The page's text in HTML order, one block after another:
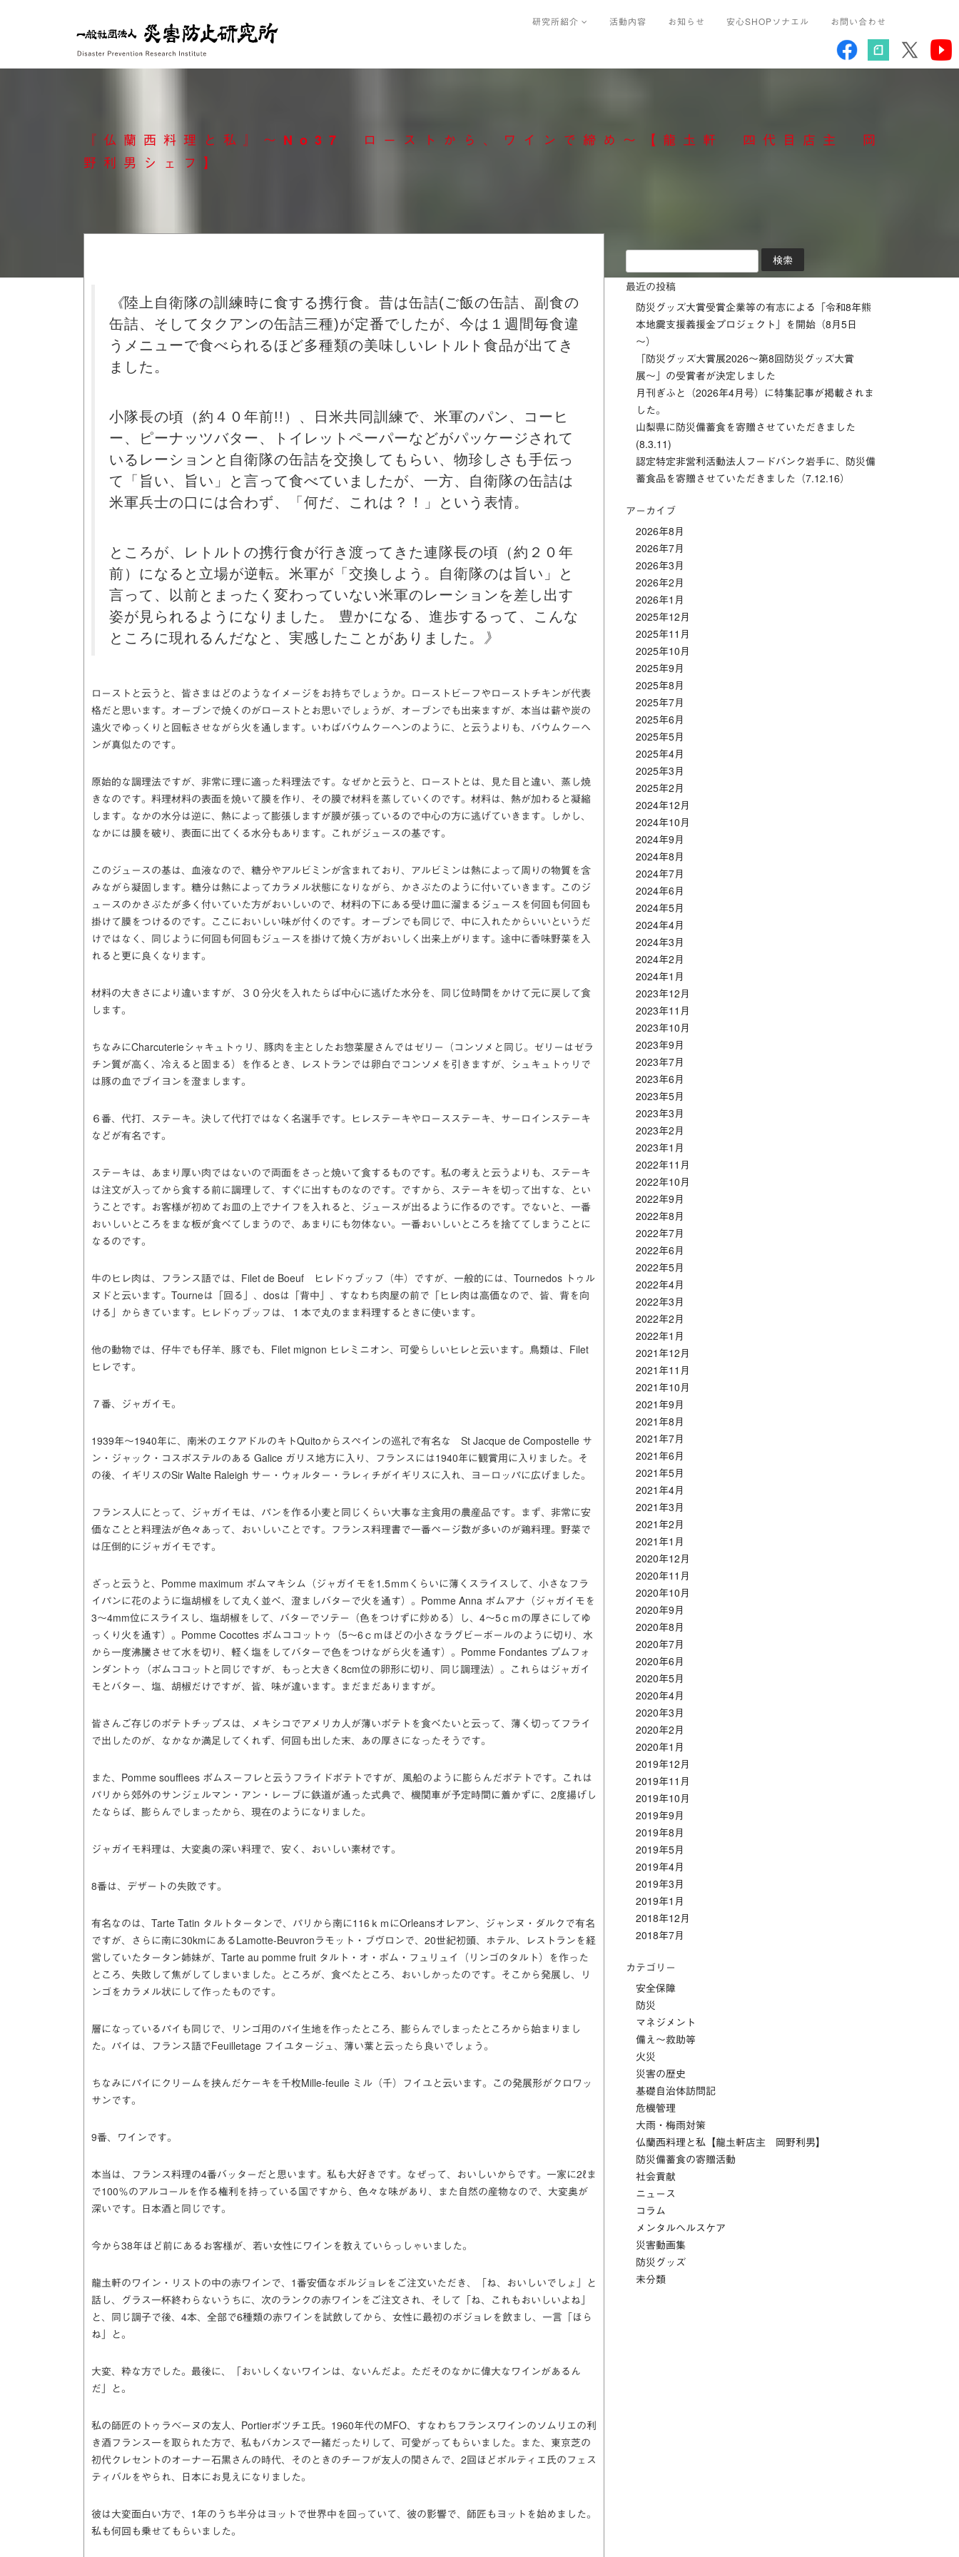
研究所紹介 活動内容 お知らせ 安心SHOPソナエル お問い合わせ
『仏蘭西料理と私』～No37 ローストから、ワインで締め～【龍圡軒 四代目店主 岡
野利男シェフ】
《陸上自衛隊の訓練時に食する携行食。昔は缶詰(ご飯の缶詰、副食の
缶詰、そしてタクアンの缶詰三種)が定番でしたが、今は１週間毎食違
うメニューで食べられるほど多種類の美味しいレトルト食品が出てき
ました。
小隊長の頃（約４０年前!!）、日米共同訓練で、米軍のパン、コーヒ
ー、ピーナッツバター、トイレットペーパーなどがパッケージされて
いるレーションと自衛隊の缶詰を交換してもらい、物珍しさも手伝っ
て「旨い、旨い」と言って食べていましたが、一方、自衛隊の缶詰は
米軍兵士の口には合わず、「何だ、これは？！」という表情。
ところが、レトルトの携行食が行き渡ってきた連隊長の頃（約２０年
前）になると立場が逆転。米軍が「交換しよう。自衛隊のは旨い」と
言って、以前とまったく変わっていない米軍のレーションを差し出す
姿が見られるようになりました。 豊かになる、進歩するって、こんな
ところに現れるんだなと、実感したことがありました。
》
ローストと云うと、皆さまはどのようなイメージをお持ちでしょうか。ローストビーフやローストチキンが代表
格だと思います。オーブンで焼くのがローストとお思いでしょうが、オーブンでも出来ますが、本当は薪や炭の
遠火でゆっくりと回転させながら火を通します。いわばバウムクーヘンのように、と云うよりも、バウムクーヘ
ンが真似たのです。
原始的な調理法ですが、非常に理に適った料理法です。なぜかと云うと、ローストとは、見た目と違い、蒸し焼
きなのです。料理材料の表面を焼いて膜を作り、その膜で材料を蒸していくのです。材料は、熱が加わると凝縮
します。なかの水分は逆に、熱によって膨張しますが膜が張っているので中心の方に逃げていきます。しかし、
なかには膜を破り、表面に出てくる水分もあります。これがジュースの基です。
このジュースの基は、血液なので、糖分やアルビミンが含まれており、アルビミンは熱によって周りの物質を含
みながら凝固します。糖分は熱によってカラメル状態になりながら、かさぶたのように付いていきます。このジ
ュースのかさぶたが多く付いていた方がおいしいので、材料の下にある受け皿に溜まるジュースを何回も何回も
掛けて膜をつけるのです。ここにおいしい味が付くのです。オーブンでも同じで、中に入れたからいいというだ
けではなく、同じように何回も何回もジュースを掛けて焼く方がおいしく出来上がります。途中に香味野菜を入
れると更に良くなります。
材料の大きさにより違いますが、３０分火を入れたらば中心に逃げた水分を、同じ位時間をかけて元に戻して食
します。
ちなみにCharcuterieシャキュトゥリ、豚肉を主としたお惣菜屋さんではゼリー（コンソメと同じ。ゼリーはゼラ
チン質が高く、冷えると固まる）を作るとき、レストランでは卵白でコンソメを引きますが、シュキュトゥリで
は豚の血でブイヨンを澄まします。
６番、代打、ステーキ。決して代打ではなく名選手です。ヒレステーキやロースステーキ、サーロインステーキ
などが有名です。
ステーキは、あまり厚い肉ではないので両面をさっと焼いて食するものです。私の考えと云うよりも、ステーキ
は注文が入ってから食する前に調理して、すぐに出すものなのです。ですから、ステーキを切って出すな、とい
うことです。お客様が初めてお皿の上でナイフを入れると、ジュースが出るように作るのです。でないと、一番
おいしいところをまな板が食べてしまうので、あまりにも勿体ない。一番おいしいところを捨ててしまうことに
なるのです。
牛のヒレ肉は、フランス語では、Filet de Boeuf ヒレドゥブッフ（牛）ですが、一般的には、Tournedos トゥル
ヌドと云います。Tourneは「回る」、dosは「背中」、すなわち肉屋の前で「ヒレ肉は高価なので、皆、背を向
ける」からきています。ヒレドゥブッフは、１本で丸のまま料理するときに使います。
他の動物では、仔牛でも仔羊、豚でも、Filet mignon ヒレミニオン、可愛らしいヒレと云います。鳥類は、Filet
ヒレです。
７番、ジャガイモ。
1939年～1940年に、南米のエクアドルのキトQuitoからスペインの巡礼で有名な St Jacque de Compostelle サ
ン・ジャック・コスポステルのある Galice ガリス地方に入り、フランスには1940年に観賞用に入りました。そ
の後、イギリスのSir Walte Raleigh サー・ウォルター・ラレィチがイギリスに入れ、ヨーロッパに広げました。
フランス人にとって、ジャガイモは、パンを作る小麦と同じくらい大事な主食用の農産品です。まず、非常に安
価なことと料理法が色々あって、おいしいことです。フランス料理書で一番ページ数が多いのが鶏料理。野菜で
は圧倒的にジャガイモです。
ざっと云うと、Pomme maximum ポムマキシム（ジャガイモを1.5ｍmくらいに薄くスライスして、小さなフラ
イパンに花のように塩胡椒をして丸く並べ、澄ましバターで火を通す）。Pomme Anna ポムアナ（ジャガイモを
3～4mm位にスライスし、塩胡椒をして、バターでソテー（色をつけずに炒める）し、4～5ｃｍの厚さにしてゆ
っくり火を通す）。Pomme Cocottes ポムココットゥ（5～6ｃｍほどの小さなラグビーボールのように切り、水
から一度沸騰させて水を切り、軽く塩をしてバターで色をつけながら火を通す）。Pomme Fondantes プムフォ
ンダントゥ（ポムココットと同じですが、もっと大きく8cm位の卵形に切り、同じ調理法）。これらはジャガイ
モとバター、塩、胡椒だけですが、皆、味が違います。まだまだありますが。
皆さんご存じのポテトチップスは、メキシコでアメリカ人が薄いポテトを食べたいと云って、薄く切ってフライ
で出したのが、なかなか満足してくれず、何回も出した末、あの厚さになったそうです。
また、Pomme soufflees ポムスーフレと云うフライドポテトですが、風船のように膨らんだポテトです。これは
パリから郊外のサンジェルマン・アン・レーブに鉄道が通った式典で、機関車が予定時間に着かずに、2度揚げし
たならば、膨らんでしまったから、現在のようになりました。
ジャガイモ料理は、大変奥の深い料理で、安く、おいしい素材です。
8番は、デザートの失敗です。
有名なのは、Tarte Tatin タルトタータンで、パリから南に116ｋｍにOrleansオレアン、ジャンヌ・ダルクで有名
ですが、さらに南に30kmにあるLamotte-Beuvronラモット・ブヴロンで、20世紀初頭、ホテル、レストランを経
営していたタータン姉妹が、Tarte au pomme fruit タルト・オ・ポム・フュリュイ（リンゴのタルト）を作った
ところ、失敗して焦がしてしまいました。ところが、食べたところ、おいしかったのです。そこから発展し、リ
ンゴをカラメル状にして作ったものです。
層になっているパイも同じで、リンゴ用のパイ生地を作ったところ、膨らんでしまったところから始まりまし
た。パイは、フランス語でFeuilletage フイユタージュ、薄い葉と云ったら良いでしょう。
ちなみにパイにクリームを挟んだケーキを千枚Mille-feuile ミル（千）フイユと云います。この発展形がクロワッ
サンです。
9番、ワインです。
本当は、フランス料理の4番バッターだと思います。私も大好きです。なぜって、おいしいからです。一家に2ℓま
で100％のアルコールを作る権利を持っている国ですから、色々な味があり、また自然の産物なので、大変奥が
深いです。日本酒と同じです。
今から38年ほど前にあるお客様が、若い女性にワインを教えていらっしゃいました。
龍圡軒のワイン・リストの中の赤ワインで、1番安価なボルジョレをご注文いただき、「ね、おいしいでしょ」と
話し、グラス一杯終わらないうちに、次のランクの赤ワインをご注文され、そして「ね、これもおいしいよね」
と、同じ調子で後、4本、全部で6種類の赤ワインを試飲してから、女性に最初のボジョレを飲まし、一言「ほら
ね」と。
大変、粋な方でした。最後に、「おいしくないワインは、ないんだよ。ただそのなかに偉大なワインがあるん
だ」と。
私の師匠のトゥラベーヌの友人、Portierポツチエ氏。1960年代のMFO、すなわちフランスワインのソムリエの利
き酒フランス一を取られた方で、私もバカンスで一緒だったりして、可愛がってもらいました。また、東京芝の
初代クレセントのオーナー石黒さんの時代、そのときのチーフが友人の関さんで、2回ほどポルティエ氏のフェス
ティバルをやられ、日本にお見えになりました。
彼は大変面白い方で、1年のうち半分はヨットで世界中を回っていて、彼の影響で、師匠もヨットを始めました。
私も何回も乗せてもらいました。
索:
最近の投稿
防災グッズ大賞受賞企業等の有志による「令和8年熊
本地震支援義援金プロジェクト」を開始（8月5日
～）
「防災グッズ⼤賞展2026〜第8回防災グッズ⼤賞
展〜」の受賞者が決定しました
月刊ぎふと（2026年4月号）に特集記事が掲載されま
した。
山梨県に防災備蓄食を寄贈させていただきました
(8.3.11)
認定特定非営利活動法人フードバンク岩手に、防災備
蓄食品を寄贈させていただきました（7.12.16）
アーカイブ
2026年8月
2026年7月
2026年3月
2026年2月
2026年1月
2025年12月
2025年11月
2025年10月
2025年9月
2025年8月
2025年7月
2025年6月
2025年5月
2025年4月
2025年3月
2025年2月
2024年12月
2024年10月
2024年9月
2024年8月
2024年7月
2024年6月
2024年5月
2024年4月
2024年3月
2024年2月
2024年1月
2023年12月
2023年11月
2023年10月
2023年9月
2023年7月
2023年6月
2023年5月
2023年3月
2023年2月
2023年1月
2022年11月
2022年10月
2022年9月
2022年8月
2022年7月
2022年6月
2022年5月
2022年4月
2022年3月
2022年2月
2022年1月
2021年12月
2021年11月
2021年10月
2021年9月
2021年8月
2021年7月
2021年6月
2021年5月
2021年4月
2021年3月
2021年2月
2021年1月
2020年12月
2020年11月
2020年10月
2020年9月
2020年8月
2020年7月
2020年6月
2020年5月
2020年4月
2020年3月
2020年2月
2020年1月
2019年12月
2019年11月
2019年10月
2019年9月
2019年8月
2019年5月
2019年4月
2019年3月
2019年1月
2018年12月
2018年7月
カテゴリー
安全保障
防災
マネジメント
備え～救助等
火災
災害の歴史
基礎自治体訪問記
危機管理
大雨・梅雨対策
仏蘭西料理と私【龍圡軒店主 岡野利男】
防災備蓄食の寄贈活動
社会貢献
ニュース
コラム
メンタルヘルスケア
災害動画集
防災グッズ
未分類